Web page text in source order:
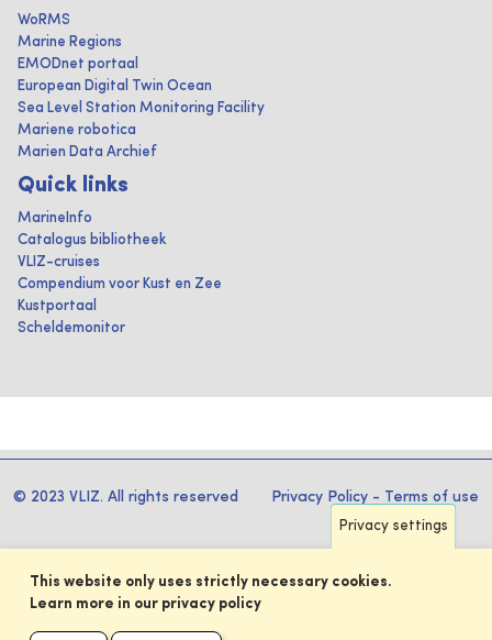
WoRMS
Marine Regions
EMODnet portaal
European Digital Twin Ocean
Sea Level Station Monitoring Facility
Mariene robotica
Marien Data Archief
Quick links
MarineInfo
Catalogus bibliotheek
VLIZ-cruises
Compendium voor Kust en Zee
Kustportaal
Scheldemonitor
© 2023 VLIZ. All rights reserved Privacy Policy - Terms of use
Privacy settings
This website only uses strictly necessary cookies.
Learn more in our privacy policy